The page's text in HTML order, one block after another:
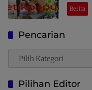
Berita
Pencarian
Pencarian
Pilihan Editor